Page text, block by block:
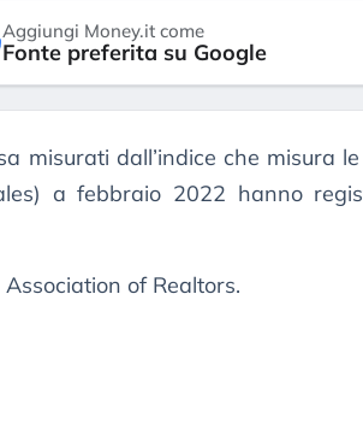
Aggiungi Money.it come
Fonte preferita su Google
misurati dall’indice che misura
a febbraio 2022 hanno
of Realtors.
verso le (…)
3 agosto 2026